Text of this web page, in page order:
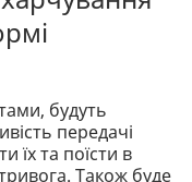
будуть
передачі
їх та поїсти в
Також буде